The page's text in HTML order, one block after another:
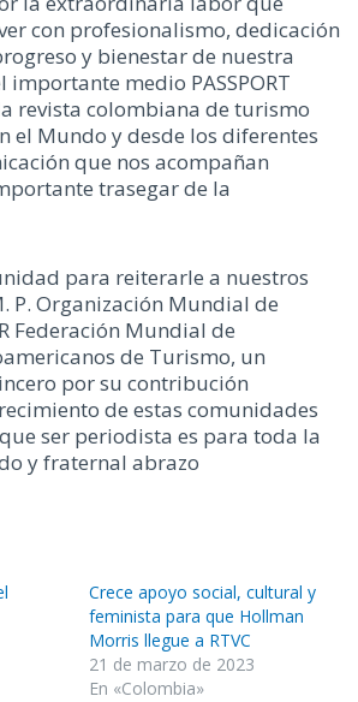
con profesionalismo, dedicación
y bienestar de nuestra
importante medio PASSPORT
revista colombiana de turismo
el Mundo y desde los diferentes
que nos acompañan
trasegar de la
para reiterarle a nuestros
P. Organización Mundial de
Federación Mundial de
de Turismo, un
por su contribución
de estas comunidades
ser periodista es para toda la
y fraternal abrazo
Crece apoyo social, cultural y
feminista para que Hollman
Morris llegue a RTVC
21 de marzo de 2023
En «Colombia»